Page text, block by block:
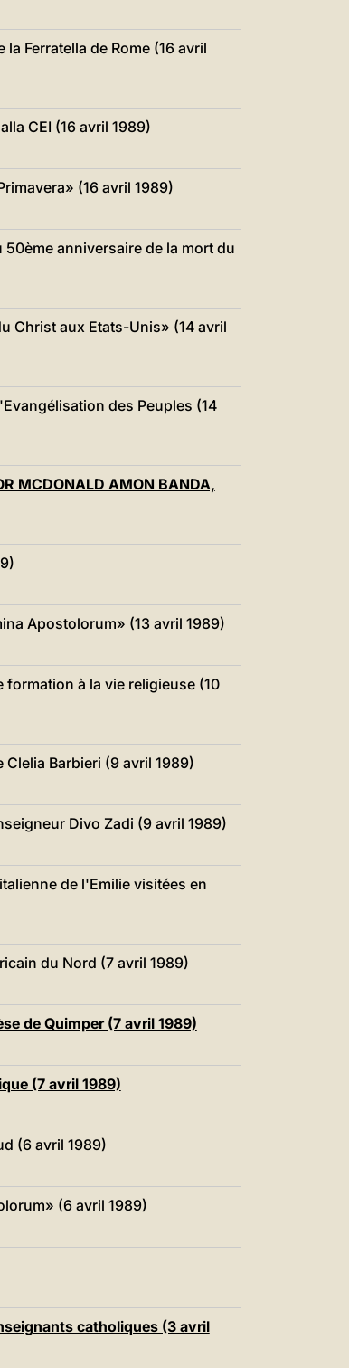
Ferratella de Rome (16 avril
CEI (16 avril 1989)
(16 avril 1989)
anniversaire de la mort du
Christ aux Etats-Unis» (14 avril
des Peuples (14
MCDONALD AMON BANDA,
Apostolorum» (13 avril 1989)
à la vie religieuse (10
Barbieri (9 avril 1989)
Divo Zadi (9 avril 1989)
de l'Emilie visitées en
du Nord (7 avril 1989)
de Quimper (7 avril 1989)
(7 avril 1989)
(6 avril 1989)
(6 avril 1989)
catholiques (3 avril